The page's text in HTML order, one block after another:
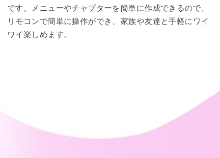
です。メニューやチャプターを簡単に作成できるので、
リモコンで簡単に操作ができ、家族や友達と手軽にワイ
ワイ楽しめます。